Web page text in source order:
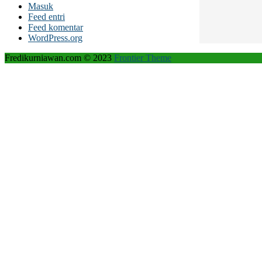
Masuk
Feed entri
Feed komentar
WordPress.org
Fredikurniawan.com © 2023 Frontier Theme